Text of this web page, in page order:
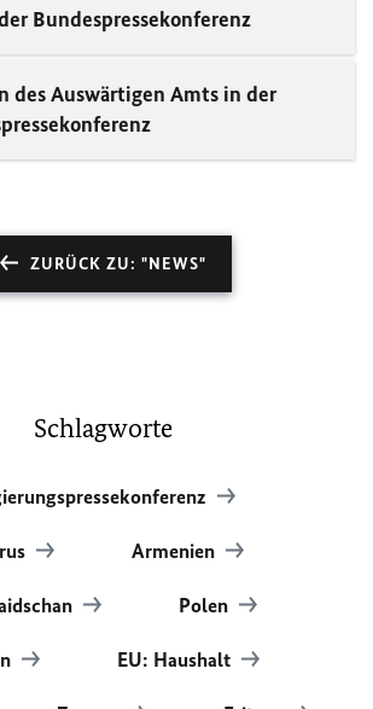
Bundespressekonferenz
des Auswärtigen Amts in der
ZURÜCK ZU: "NEWS"
Schlagworte
Armenien
Polen
EU: Haushalt